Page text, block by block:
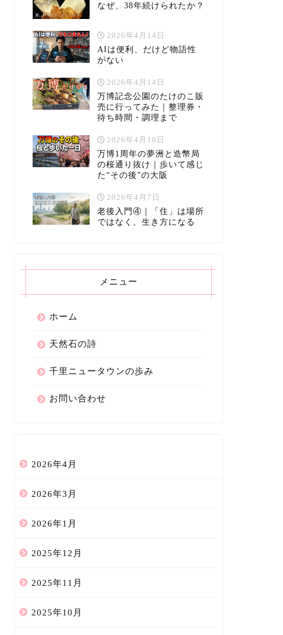
なぜ、38年続けられたか？
2026年4月14日
AIは便利、だけど物語性
がない
2026年4月14日
万博記念公園のたけのこ販
売に行ってみた｜整理券・
待ち時間・調理まで
2026年4月10日
万博1周年の夢洲と造幣局
の桜通り抜け｜歩いて感じ
た“その後”の大阪
2026年4月7日
老後入門④｜「住」は場所
ではなく、生き方になる
メニュー
ホーム
天然石の詩
千里ニュータウンの歩み
お問い合わせ
2026年4月
2026年3月
2026年1月
2025年12月
2025年11月
2025年10月